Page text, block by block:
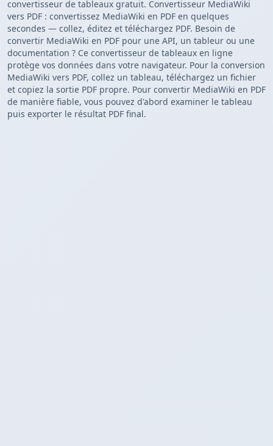
convertisseur de tableaux gratuit. Convertisseur MediaWiki
vers PDF : convertissez MediaWiki en PDF en quelques
secondes — collez, éditez et téléchargez PDF. Besoin de
convertir MediaWiki en PDF pour une API, un tableur ou une
documentation ? Ce convertisseur de tableaux en ligne
protège vos données dans votre navigateur. Pour la conversion
MediaWiki vers PDF, collez un tableau, téléchargez un fichier
et copiez la sortie PDF propre. Pour convertir MediaWiki en PDF
de manière fiable, vous pouvez d'abord examiner le tableau
puis exporter le résultat PDF final.